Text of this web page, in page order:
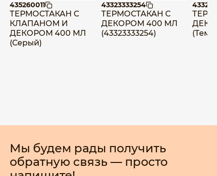
435260011
ТЕРМОСТАКАН С
КЛАПАНОМ И
ДЕКОРОМ 400 МЛ
(Серый)
43323333254
ТЕРМОСТАКАН С
ДЕКОРОМ 400 МЛ
(43323333254)
Мы будем рады получить
обратную связь — просто